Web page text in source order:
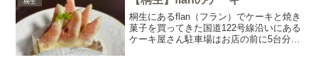
キルト生地40cmのみ...
桐生
桐生にあるflan（フラン）でケーキと焼き
菓子を買ってきた国道122号線沿いにある
ケーキ屋さん駐車場はお店の前に5台分く